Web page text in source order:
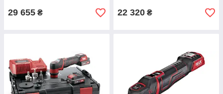
29 655 ₴ 22 320 ₴